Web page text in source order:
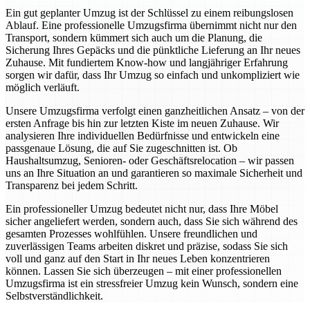
Ein gut geplanter Umzug ist der Schlüssel zu einem reibungslosen
Ablauf. Eine professionelle Umzugsfirma übernimmt nicht nur den
Transport, sondern kümmert sich auch um die Planung, die
Sicherung Ihres Gepäcks und die pünktliche Lieferung an Ihr neues
Zuhause. Mit fundiertem Know-how und langjähriger Erfahrung
sorgen wir dafür, dass Ihr Umzug so einfach und unkompliziert wie
möglich verläuft.
Unsere Umzugsfirma verfolgt einen ganzheitlichen Ansatz – von der
ersten Anfrage bis hin zur letzten Kiste im neuen Zuhause. Wir
analysieren Ihre individuellen Bedürfnisse und entwickeln eine
passgenaue Lösung, die auf Sie zugeschnitten ist. Ob
Haushaltsumzug, Senioren- oder Geschäftsrelocation – wir passen
uns an Ihre Situation an und garantieren so maximale Sicherheit und
Transparenz bei jedem Schritt.
Ein professioneller Umzug bedeutet nicht nur, dass Ihre Möbel
sicher angeliefert werden, sondern auch, dass Sie sich während des
gesamten Prozesses wohlfühlen. Unsere freundlichen und
zuverlässigen Teams arbeiten diskret und präzise, sodass Sie sich
voll und ganz auf den Start in Ihr neues Leben konzentrieren
können. Lassen Sie sich überzeugen – mit einer professionellen
Umzugsfirma ist ein stressfreier Umzug kein Wunsch, sondern eine
Selbstverständlichkeit.